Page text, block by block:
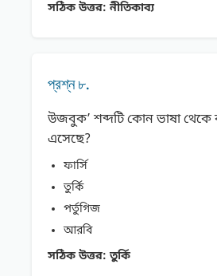
সঠিক উত্তর: নীতিকাব্য
প্রশ্ন ৮.
উজবুক’ শব্দটি কোন ভাষা থেকে
এসেছে?
ফার্সি
তুর্কি
পর্তুগিজ
আরবি
সঠিক উত্তর: তুর্কি